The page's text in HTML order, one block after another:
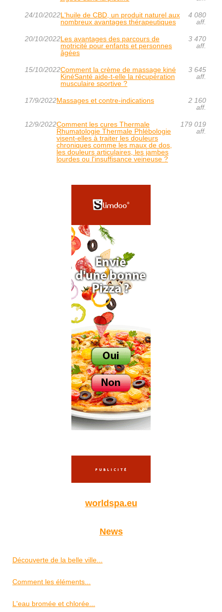
24/10/2022L'huile de CBD, un produit naturel aux
nombreux avantages thérapeutiques
4 080
aff.
20/10/2022Les avantages des parcours de
motricité pour enfants et personnes
âgées
3 470
aff.
15/10/2022Comment la crème de massage kiné
KinéSanté aide-t-elle la récupération
musculaire sportive ?
3 645
aff.
17/9/2022Massages et contre-indications
2 160
aff.
12/9/2022Comment les cures Thermale
Rhumatologie Thermale Phlébologie
visent-elles à traiter les douleurs
chroniques comme les maux de dos,
les douleurs articulaires, les jambes
lourdes ou l'insuffisance veineuse ?
179 019
aff.
worldspa.eu
News
Découverte de la belle ville...
Comment les éléments...
L'eau bromée et chlorée...